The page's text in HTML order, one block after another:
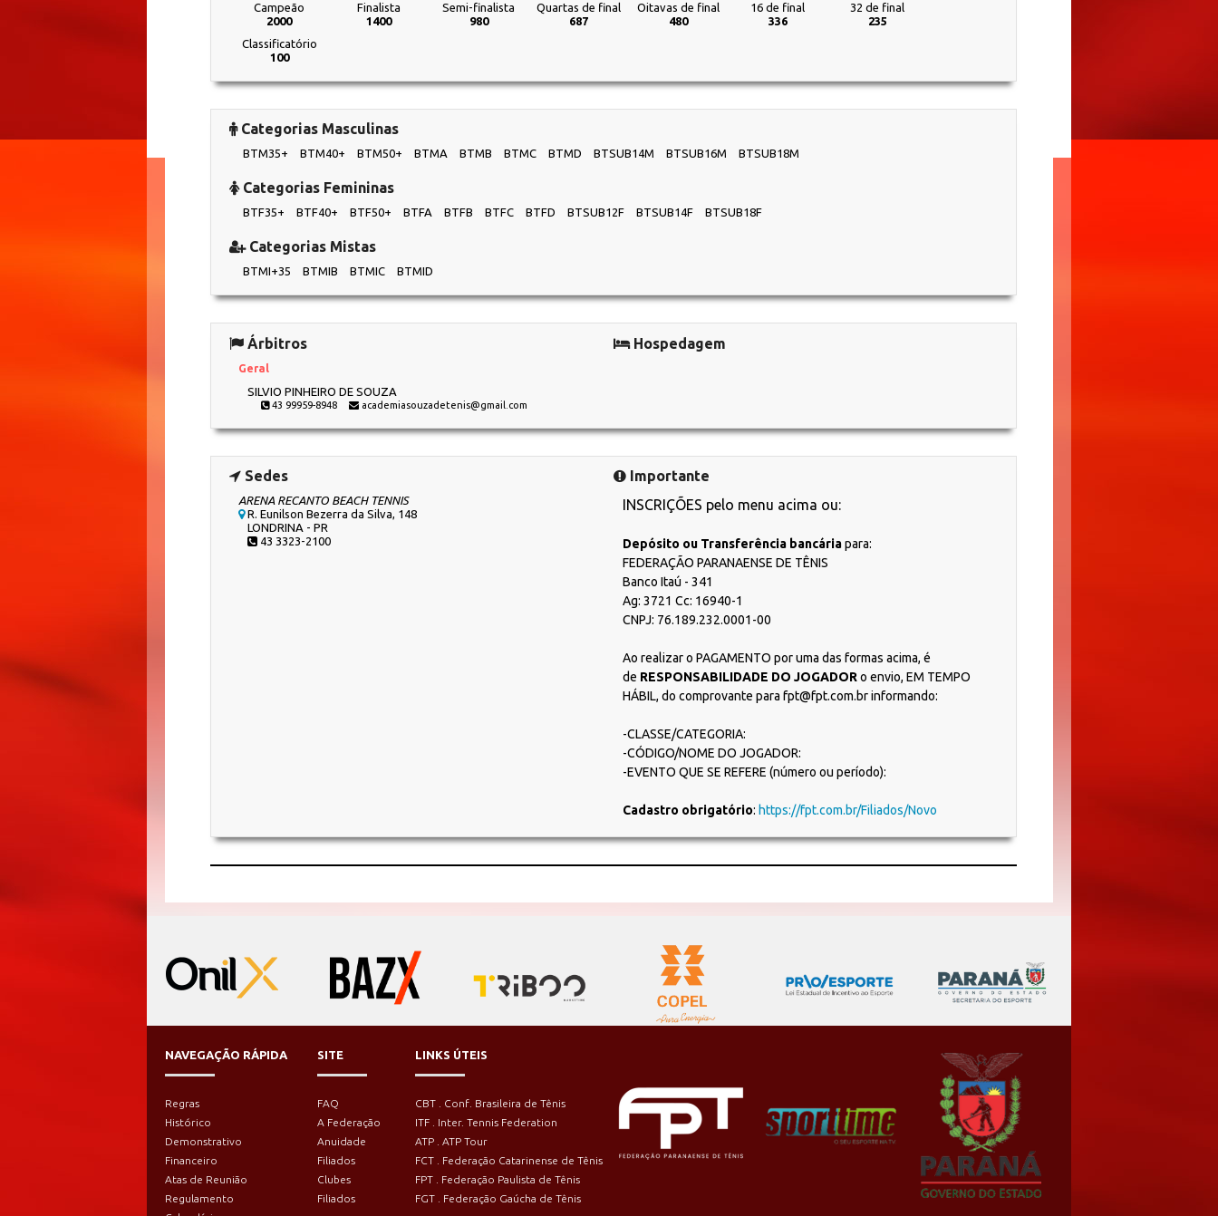
Campeão
2000
Finalista
1400
Semi-finalista
980
Quartas de final
687
Oitavas de final
480
16 de final
336
32 de final
235
Classificatório
100
Categorias Masculinas
BTM35+ BTM40+ BTM50+ BTMA BTMB BTMC BTMD BTSUB14M BTSUB16M BTSUB18M
Categorias Femininas
BTF35+ BTF40+ BTF50+ BTFA BTFB BTFC BTFD BTSUB12F BTSUB14F BTSUB18F
Categorias Mistas
BTMI+35 BTMIB BTMIC BTMID
Árbitros
Geral
SILVIO PINHEIRO DE SOUZA
43 99959-8948 academiasouzadetenis@gmail.com
Hospedagem
Sedes
ARENA RECANTO BEACH TENNIS
R. Eunilson Bezerra da Silva, 148
LONDRINA - PR
43 3323-2100
Importante
INSCRIÇÕES pelo menu acima ou:
Depósito ou Transferência bancáriapara:
FEDERAÇÃO PARANAENSE DE TÊNIS
Banco Itaú - 341
Ag: 3721 Cc: 16940-1
CNPJ: 76.189.232.0001-00
Ao realizar o PAGAMENTO por uma das formas acima, é
de RESPONSABILIDADE DO JOGADOR o envio, EM TEMPO
HÁBIL, do comprovante para fpt@fpt.com.br informando:
-CLASSE/CATEGORIA:
-CÓDIGO/NOME DO JOGADOR:
-EVENTO QUE SE REFERE (número ou período):
Cadastro obrigatório: https://fpt.com.br/Filiados/Novo
NAVEGAÇÃO RÁPIDA
Regras
Histórico
Demonstrativo
Financeiro
Atas de Reunião
Regulamento
SITE
FAQ
A Federação
Anuidade
Filiados
Clubes
Filiados
LINKS ÚTEIS
CBT . Conf. Brasileira de Tênis
ITF . Inter. Tennis Federation
ATP . ATP Tour
FCT . Federação Catarinense de Tênis
FPT . Federação Paulista de Tênis
FGT . Federação Gaúcha de Tênis